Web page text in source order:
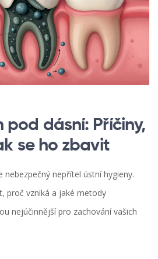
pod dásní: Příčiny,
se ho zbavit
nebezpečný nepřítel ústní hygieny.
proč vzniká a jaké metody
nejúčinnější pro zachování vašich